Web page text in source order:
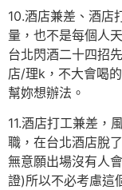
10.酒店兼差、酒店
量，也不是每個人
台北閃酒二十四招
店/理k，不大會喝
幫妳想辦法。
11.酒店打工兼差，
職，在台北酒店脫
無意願出場沒有人
證)所以不必考慮這